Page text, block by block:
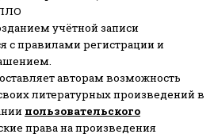
учётной записи
с правилами регистрации и
авторам возможность
литературных произведений в
пользовательского
права на произведения